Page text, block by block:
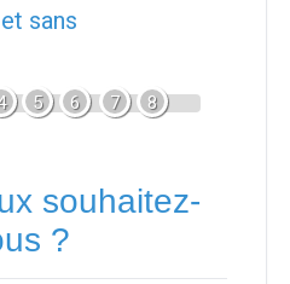
sans
5 6 7 8
souhaitez-
?